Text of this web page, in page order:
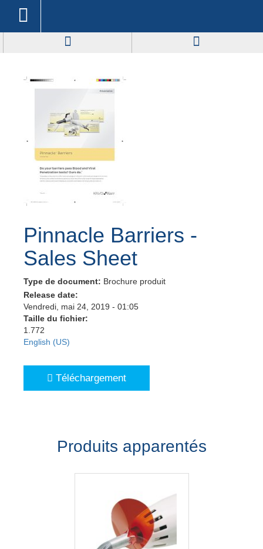
Pinnacle Barriers -
Sales Sheet
Type de document: Brochure produit
Release date:
Vendredi, mai 24, 2019 - 01:05
Taille du fichier:
1.772
English (US)
Téléchargement
Produits apparentés